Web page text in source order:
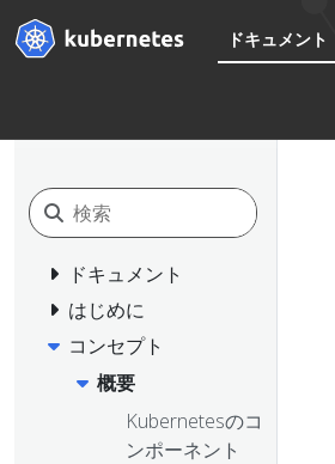
ドキュメント
ドキュメント
はじめに
コンセプト
概要
Kubernetesのコ
ンポーネント